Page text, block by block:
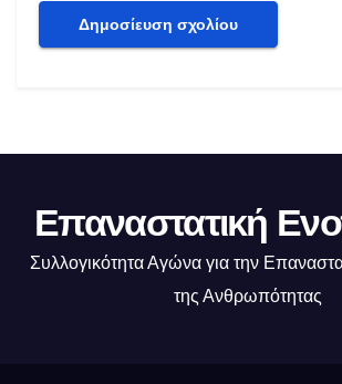
Επαναστατική
Συλλογικότητα Αγώνα για την
της Ανθρωπότητας